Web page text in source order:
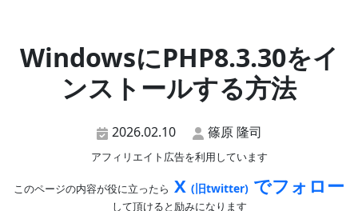
WindowsにPHP8.3.30をイ
ンストールする方法
2026.02.10 篠原 隆司
アフィリエイト広告を利用しています
このページの内容が役に立ったら X (旧twitter) でフォロー
して頂けると励みになります